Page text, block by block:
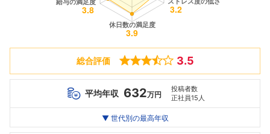
総合評価 3.5
平均年収 632万円
投稿者数
正社員15人
最高年収
20代
568万
30代
836万
1100万
▼ 世代別の最高年収